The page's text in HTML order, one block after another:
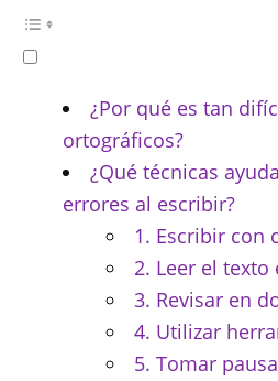
¿Por qué es tan
ortográficos?
¿Qué técnicas
errores al escribir?
1. Escribir con
2. Leer el texto
3. Revisar en
4. Utilizar
5. Tomar